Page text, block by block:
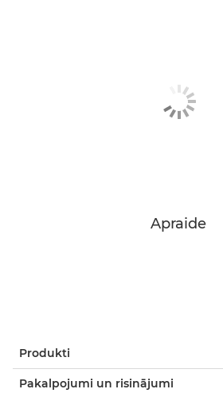
Apraide
Produkti
Pakalpojumi un risinājumi